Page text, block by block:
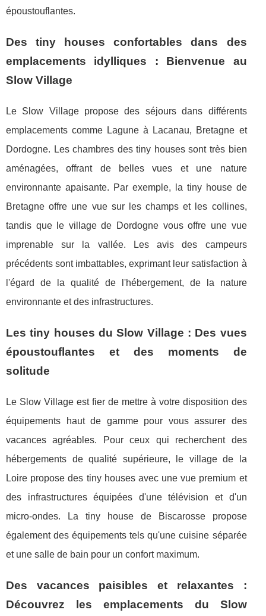
époustouflantes.
Des tiny houses confortables dans des
emplacements idylliques : Bienvenue au
Slow Village
Le Slow Village propose des séjours dans différents
emplacements comme Lagune à Lacanau, Bretagne et
Dordogne. Les chambres des tiny houses sont très bien
aménagées, offrant de belles vues et une nature
environnante apaisante. Par exemple, la tiny house de
Bretagne offre une vue sur les champs et les collines,
tandis que le village de Dordogne vous offre une vue
imprenable sur la vallée. Les avis des campeurs
précédents sont imbattables, exprimant leur satisfaction à
l'égard de la qualité de l'hébergement, de la nature
environnante et des infrastructures.
Les tiny houses du Slow Village : Des vues
époustouflantes et des moments de
solitude
Le Slow Village est fier de mettre à votre disposition des
équipements haut de gamme pour vous assurer des
vacances agréables. Pour ceux qui recherchent des
hébergements de qualité supérieure, le village de la
Loire propose des tiny houses avec une vue premium et
des infrastructures équipées d'une télévision et d'un
micro-ondes. La tiny house de Biscarosse propose
également des équipements tels qu'une cuisine séparée
et une salle de bain pour un confort maximum.
Des vacances paisibles et relaxantes :
Découvrez les emplacements du Slow